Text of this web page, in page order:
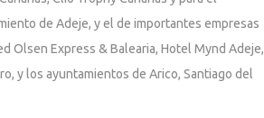
de Adeje, y el de importantes empresas
Olsen Express & Balearia, Hotel Mynd Adeje,
y los ayuntamientos de Arico, Santiago del